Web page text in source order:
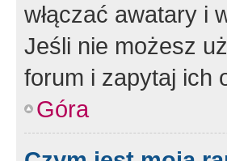
włączać awatary i
Jeśli nie możesz
forum i zapytaj ich
Góra